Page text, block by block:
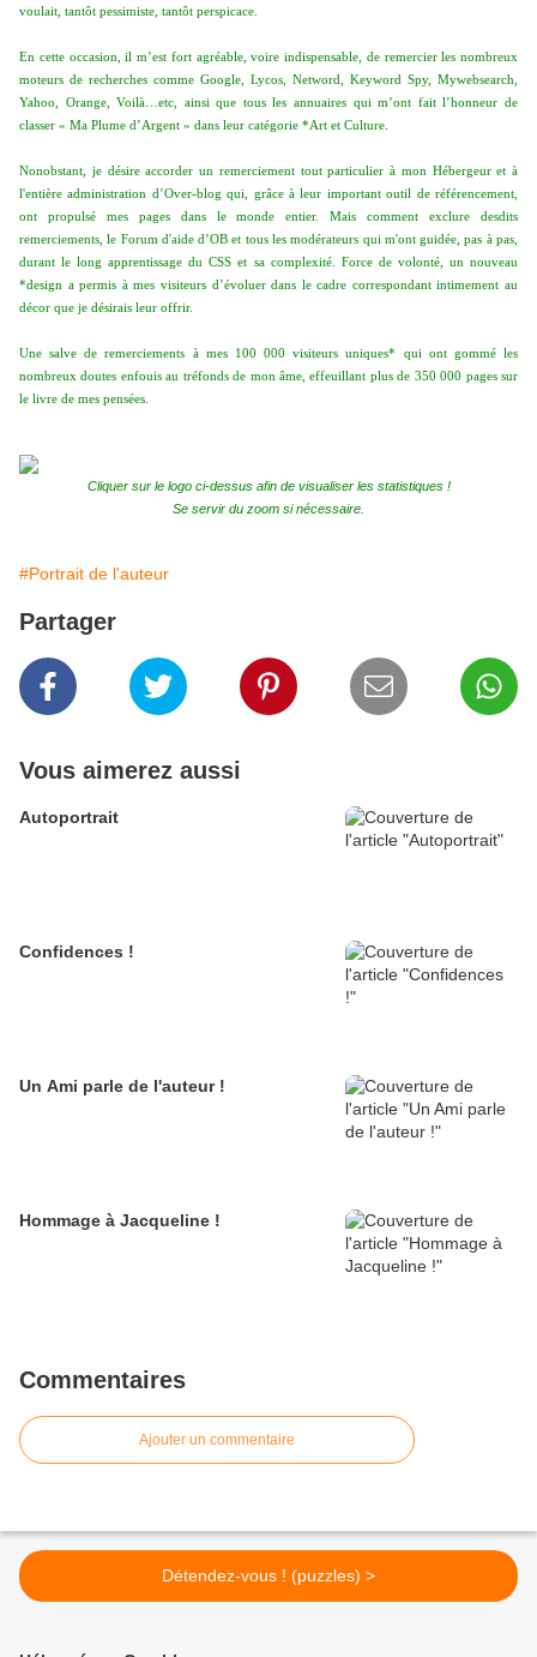
voulait, tantôt pessimiste, tantôt perspicace.
En cette occasion, il m’est fort agréable, voire indispensable, de remercier les nombreux
moteurs de recherches comme Google, Lycos, Netword, Keyword Spy, Mywebsearch,
Yahoo, Orange, Voilà…etc, ainsi que tous les annuaires qui m’ont fait l’honneur de
classer « Ma Plume d’Argent » dans leur catégorie *Art et Culture.
Nonobstant, je désire accorder un remerciement tout particulier à mon Hébergeur et à
l'entière administration d’Over-blog qui, grâce à leur important outil de référencement,
ont propulsé mes pages dans le monde entier. Mais comment exclure desdits
remerciements, le Forum d'aide d’OB et tous les modérateurs qui m'ont guidée, pas à pas,
durant le long apprentissage du CSS et sa complexité. Force de volonté, un nouveau
*design a permis à mes visiteurs d’évoluer dans le cadre correspondant intimement au
décor que je désirais leur offrir.
Une salve de remerciements à mes 100 000 visiteurs uniques* qui ont gommé les
nombreux doutes enfouis au tréfonds de mon âme, effeuillant plus de 350 000 pages sur
le livre de mes pensées.
Cliquer sur le logo ci-dessus afin de visualiser les statistiques !
Se servir du zoom si nécessaire.
#Portrait de l'auteur
Partager
Vous aimerez aussi
Autoportrait
Confidences !
Un Ami parle de l'auteur !
Hommage à Jacqueline !
Commentaires
Ajouter un commentaire
Détendez-vous ! (puzzles) >